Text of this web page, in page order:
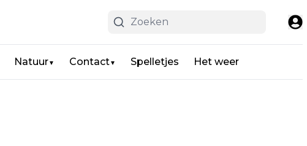
Natuur▼ Contact▼ Spelletjes Het weer